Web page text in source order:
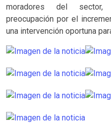
moradores del sector,
preocupación por el
una intervención oportuna